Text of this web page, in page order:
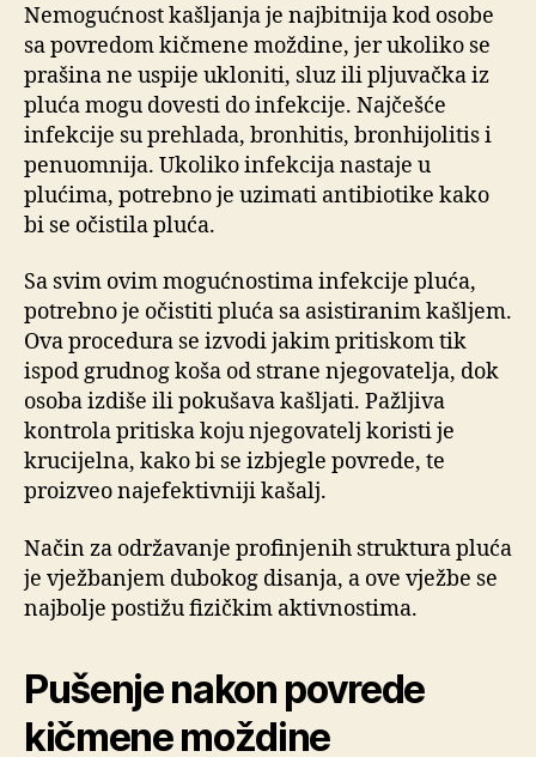
Nemogućnost kašljanja je najbitnija kod osobe
sa povredom kičmene moždine, jer ukoliko se
prašina ne uspije ukloniti, sluz ili pljuvačka iz
pluća mogu dovesti do infekcije. Najčešće
infekcije su prehlada, bronhitis, bronhijolitis i
penuomnija. Ukoliko infekcija nastaje u
plućima, potrebno je uzimati antibiotike kako
bi se očistila pluća.
Sa svim ovim mogućnostima infekcije pluća,
potrebno je očistiti pluća sa asistiranim kašljem.
Ova procedura se izvodi jakim pritiskom tik
ispod grudnog koša od strane njegovatelja, dok
osoba izdiše ili pokušava kašljati. Pažljiva
kontrola pritiska koju njegovatelj koristi je
krucijelna, kako bi se izbjegle povrede, te
proizveo najefektivniji kašalj.
Način za održavanje profinjenih struktura pluća
je vježbanjem dubokog disanja, a ove vježbe se
najbolje postižu fizičkim aktivnostima.
Pušenje nakon povrede
kičmene moždine